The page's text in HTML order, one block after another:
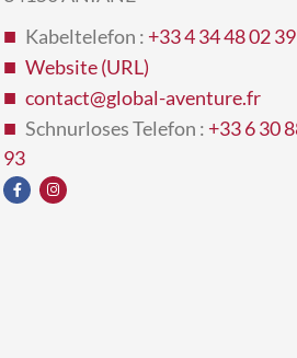
Kabeltelefon : +33 4 34 48 02 39
Website (URL)
contact@global-aventure.fr
Schnurloses Telefon : +33 6 30
93